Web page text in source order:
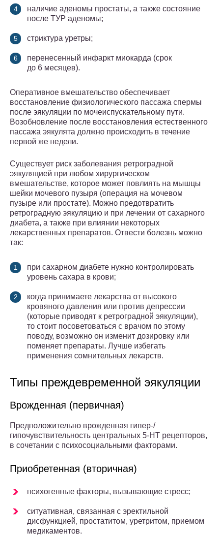
наличие аденомы простаты, а также состояние
после ТУР аденомы;
стриктура уретры;
перенесенный инфаркт миокарда (срок
до 6 месяцев).
Оперативное вмешательство обеспечивает
восстановление физиологического пассажа спермы
после эякуляции по мочеиспускательному пути.
Возобновление после восстановления естественного
пассажа эякулята должно происходить в течение
первой же недели.
Существует риск заболевания ретроградной
эякуляцией при любом хирургическом
вмешательстве, которое может повлиять на мышцы
шейки мочевого пузыря (операция на мочевом
пузыре или простате). Можно предотвратить
ретроградную эякуляцию и при лечении от сахарного
диабета, а также при влиянии некоторых
лекарственных препаратов. Отвести болезнь можно
так:
при сахарном диабете нужно контролировать
уровень сахара в крови;
когда принимаете лекарства от высокого
кровяного давления или против депрессии
(которые приводят к ретроградной эякуляции),
то стоит посоветоваться с врачом по этому
поводу, возможно он изменит дозировку или
поменяет препараты. Лучше избегать
применения сомнительных лекарств.
Типы преждевременной эякуляции
Врожденная (первичная)
Предположительно врожденная гипер-/
гипочувствительность центральных 5-НТ рецепторов,
в сочетании с психосоциальными факторами.
Приобретенная (вторичная)
психогенные факторы, вызывающие стресс;
ситуативная, связанная с эректильной
дисфункцией, простатитом, уретритом, приемом
медикаментов.